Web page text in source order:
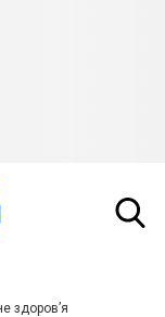
здоров’я